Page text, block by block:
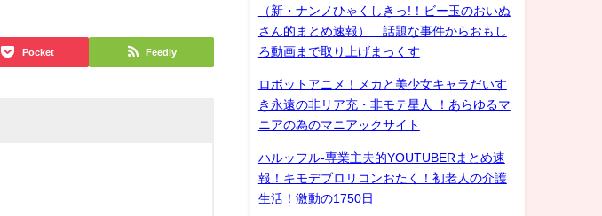
Pocket Feedly
（新・ナンノひゃくしきっ!！ビー玉のおいぬ
さん的まとめ速報） 話題な事件からおもし
ろ動画まで取り上げまっくす
ロボットアニメ！メカと美少女キャラだいす
き永遠の非リア充・非モテ星人 ！あらゆるマ
ニアの為のマニアックサイト
ハルッフル-専業主夫的YOUTUBERまとめ速
報！キモデブロリコンおたく！初老人の介護
生活！激動の1750日